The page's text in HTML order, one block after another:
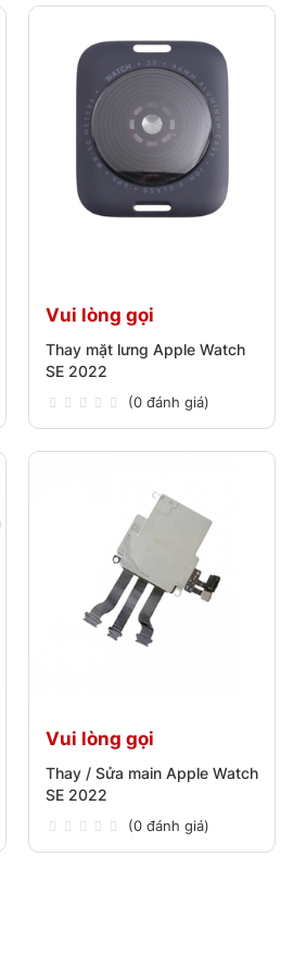
Vui lòng gọi
Thay mặt lưng Apple Watch
SE 2022
(0 đánh giá)
Vui lòng gọi
Thay / Sửa main Apple Watch
SE 2022
(0 đánh giá)